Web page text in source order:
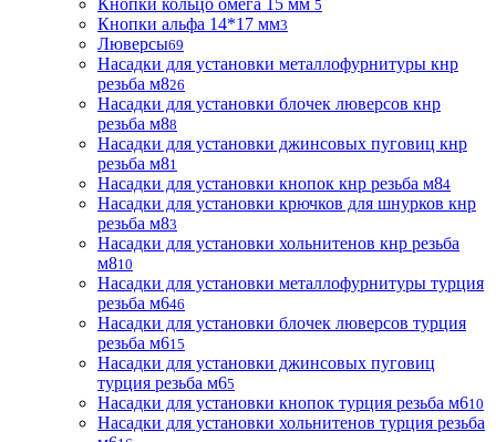
Кнопки кольцо омега 15 мм 5
Кнопки альфа 14*17 мм3
Люверсы69
Насадки для установки металлофурнитуры кнр
резьба м826
Насадки для установки блочек люверсов кнр
резьба м88
Насадки для установки джинсовых пуговиц кнр
резьба м81
Насадки для установки кнопок кнр резьба м84
Насадки для установки крючков для шнурков кнр
резьба м83
Насадки для установки хольнитенов кнр резьба
м810
Насадки для установки металлофурнитуры турция
резьба м646
Насадки для установки блочек люверсов турция
резьба м615
Насадки для установки джинсовых пуговиц
турция резьба м65
Насадки для установки кнопок турция резьба м610
Насадки для установки хольнитенов турция резьба